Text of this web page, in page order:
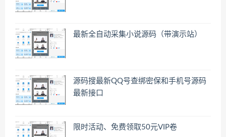
最新全自动采集小说源码（带演示站）
源码搜最新QQ号查绑密保和手机号源码
最新接口
限时活动、免费领取50元VIP卷